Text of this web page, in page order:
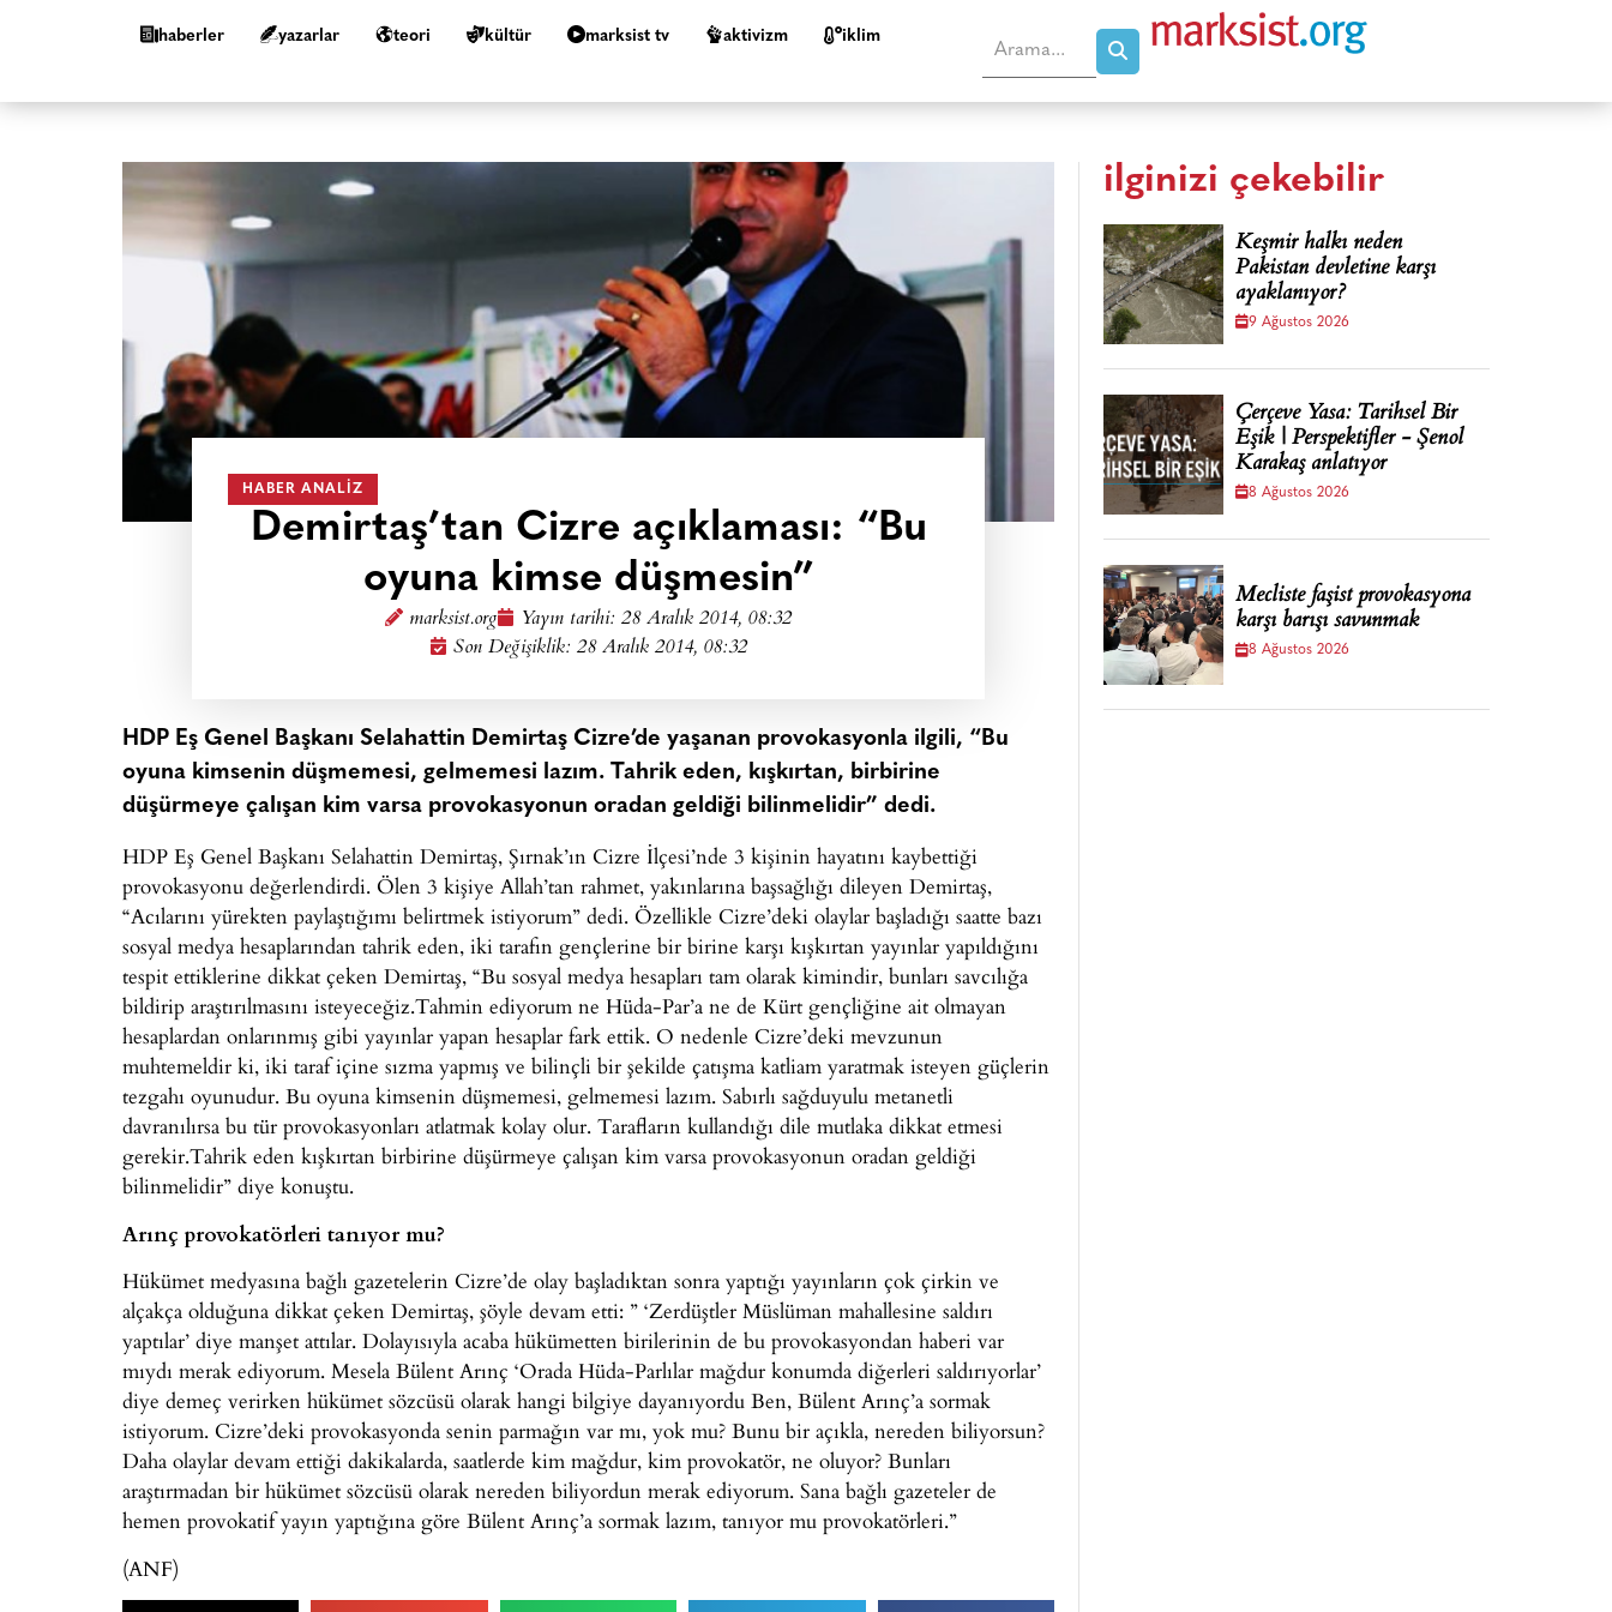
haberler yazarlar teori kültür marksist tv aktivizm i̇klim
HABER ANALIZ
Demirtaş’tan Cizre açıklaması: “Bu
oyuna kimse düşmesin”
marksist.org Yayın tarihi: 28 Aralık 2014, 08:32
Son Değişiklik: 28 Aralık 2014, 08:32
HDP Eş Genel Başkanı Selahattin Demirtaş Cizre’de yaşanan provokasyonla ilgili, “Bu
oyuna kimsenin düşmemesi, gelmemesi lazım. Tahrik eden, kışkırtan, birbirine
düşürmeye çalışan kim varsa provokasyonun oradan geldiği bilinmelidir” dedi.
HDP Eş Genel Başkanı Selahattin Demirtaş, Şırnak’ın Cizre İlçesi’nde 3 kişinin hayatını kaybettiği
provokasyonu değerlendirdi. Ölen 3 kişiye Allah’tan rahmet, yakınlarına başsağlığı dileyen Demirtaş,
“Acılarını yürekten paylaştığımı belirtmek istiyorum” dedi. Özellikle Cizre’deki olaylar başladığı saatte bazı
sosyal medya hesaplarından tahrik eden, iki tarafın gençlerine bir birine karşı kışkırtan yayınlar yapıldığını
tespit ettiklerine dikkat çeken Demirtaş, “Bu sosyal medya hesapları tam olarak kimindir, bunları savcılığa
bildirip araştırılmasını isteyeceğiz.Tahmin ediyorum ne Hüda-Par’a ne de Kürt gençliğine ait olmayan
hesaplardan onlarınmış gibi yayınlar yapan hesaplar fark ettik. O nedenle Cizre’deki mevzunun
muhtemeldir ki, iki taraf içine sızma yapmış ve bilinçli bir şekilde çatışma katliam yaratmak isteyen güçlerin
tezgahı oyunudur. Bu oyuna kimsenin düşmemesi, gelmemesi lazım. Sabırlı sağduyulu metanetli
davranılırsa bu tür provokasyonları atlatmak kolay olur. Tarafların kullandığı dile mutlaka dikkat etmesi
gerekir.Tahrik eden kışkırtan birbirine düşürmeye çalışan kim varsa provokasyonun oradan geldiği
bilinmelidir” diye konuştu.
Arınç provokatörleri tanıyor mu?
Hükümet medyasına bağlı gazetelerin Cizre’de olay başladıktan sonra yaptığı yayınların çok çirkin ve
alçakça olduğuna dikkat çeken Demirtaş, şöyle devam etti: ” ‘Zerdüştler Müslüman mahallesine saldırı
yaptılar’ diye manşet attılar. Dolayısıyla acaba hükümetten birilerinin de bu provokasyondan haberi var
mıydı merak ediyorum. Mesela Bülent Arınç ‘Orada Hüda-Parlılar mağdur konumda diğerleri saldırıyorlar’
diye demeç verirken hükümet sözcüsü olarak hangi bilgiye dayanıyordu Ben, Bülent Arınç’a sormak
istiyorum. Cizre’deki provokasyonda senin parmağın var mı, yok mu? Bunu bir açıkla, nereden biliyorsun?
Daha olaylar devam ettiği dakikalarda, saatlerde kim mağdur, kim provokatör, ne oluyor? Bunları
araştırmadan bir hükümet sözcüsü olarak nereden biliyordun merak ediyorum. Sana bağlı gazeteler de
hemen provokatif yayın yaptığına göre Bülent Arınç’a sormak lazım, tanıyor mu provokatörleri.”
(ANF)
ilginizi çekebilir
Keşmir halkı neden
Pakistan devletine karşı
ayaklanıyor?
9 Ağustos 2026
Çerçeve Yasa: Tarihsel Bir
Eşik | Perspektifler - Şenol
Karakaş anlatıyor
8 Ağustos 2026
Mecliste faşist provokasyona
karşı barışı savunmak
8 Ağustos 2026